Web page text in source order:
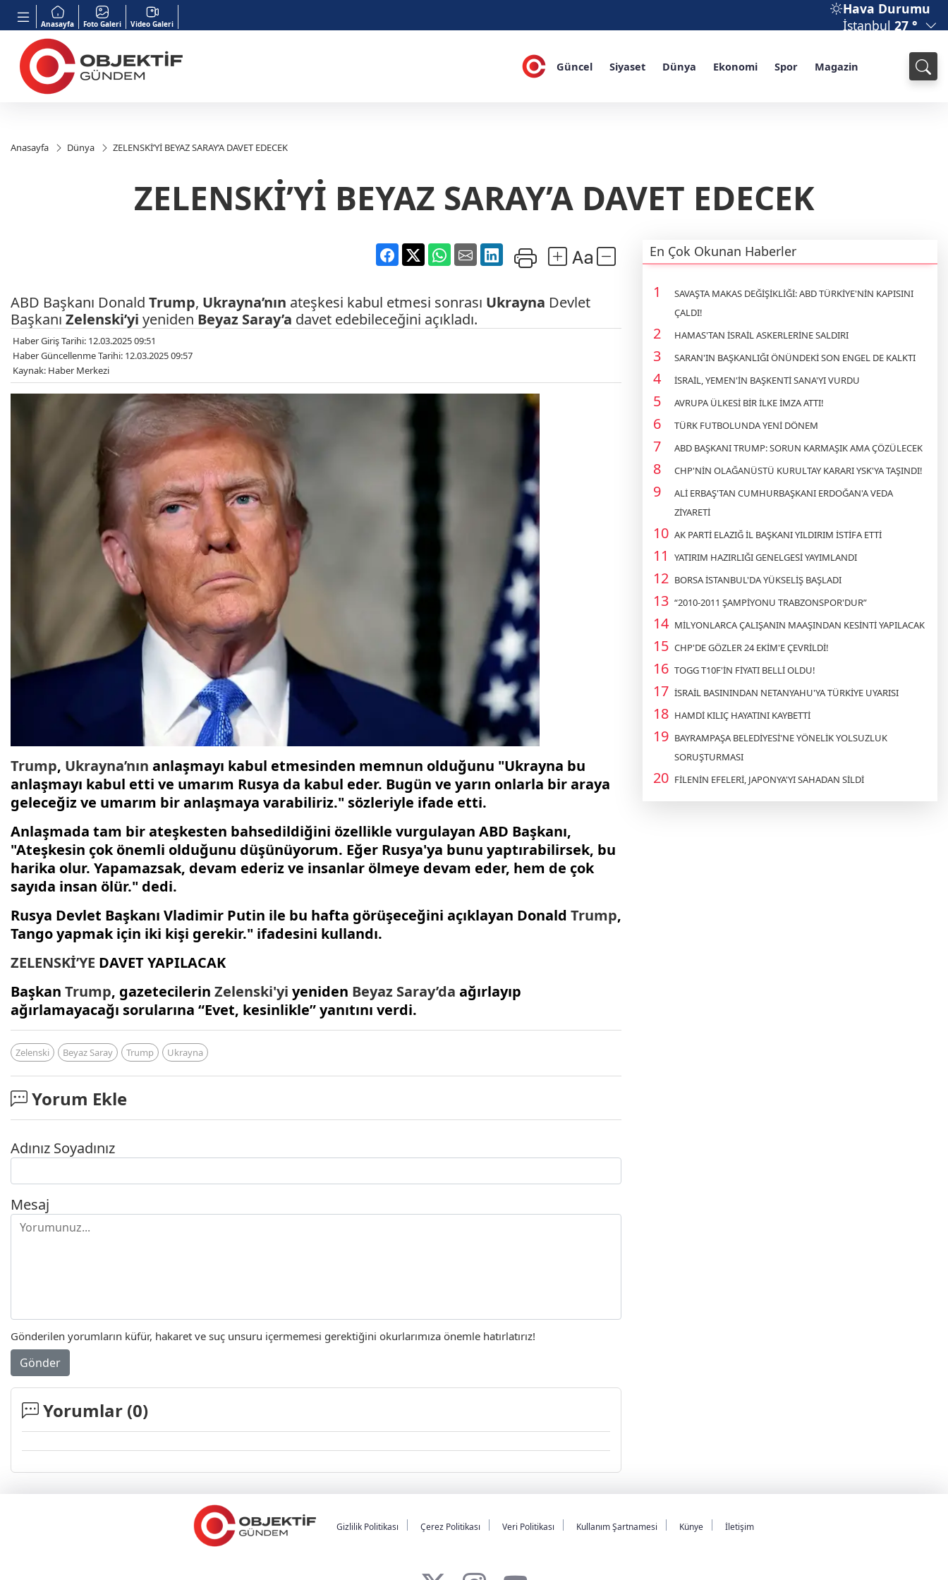
Anasayfa Foto Galeri Video Galeri
Hava Durumu
İstanbul 27 °
Güncel Siyaset Dünya Ekonomi Spor Magazin
Anasayfa Dünya ZELENSKİ’Yİ BEYAZ SARAY’A DAVET EDECEK
ZELENSKİ’Yİ BEYAZ SARAY’A DAVET EDECEK
ABD Başkanı Donald Trump, Ukrayna’nın ateşkesi kabul etmesi sonrası Ukrayna Devlet
Başkanı Zelenski’yi yeniden Beyaz Saray’a davet edebileceğini açıkladı.
Haber Giriş Tarihi: 12.03.2025 09:51
Haber Güncellenme Tarihi: 12.03.2025 09:57
Kaynak: Haber Merkezi
Trump, Ukrayna’nın anlaşmayı kabul etmesinden memnun olduğunu "Ukrayna bu
anlaşmayı kabul etti ve umarım Rusya da kabul eder. Bugün ve yarın onlarla bir araya
geleceğiz ve umarım bir anlaşmaya varabiliriz." sözleriyle ifade etti.
Anlaşmada tam bir ateşkesten bahsedildiğini özellikle vurgulayan ABD Başkanı,
"Ateşkesin çok önemli olduğunu düşünüyorum. Eğer Rusya'ya bunu yaptırabilirsek, bu
harika olur. Yapamazsak, devam ederiz ve insanlar ölmeye devam eder, hem de çok
sayıda insan ölür." dedi.
Rusya Devlet Başkanı Vladimir Putin ile bu hafta görüşeceğini açıklayan Donald Trump,
Tango yapmak için iki kişi gerekir." ifadesini kullandı.
ZELENSKİ’YE DAVET YAPILACAK
Başkan Trump, gazetecilerin Zelenski'yi yeniden Beyaz Saray’da ağırlayıp
ağırlamayacağı sorularına “Evet, kesinlikle” yanıtını verdi.
Zelenski Beyaz Saray Trump Ukrayna
Yorum Ekle
Adınız Soyadınız
Mesaj
Gönderilen yorumların küfür, hakaret ve suç unsuru içermemesi gerektiğini okurlarımıza önemle hatırlatırız!
Gönder
Yorumlar (0)
En Çok Okunan Haberler
SAVAŞTA MAKAS DEĞİŞİKLİĞİ: ABD TÜRKİYE'NİN KAPISINI
ÇALDI!
HAMAS'TAN İSRAİL ASKERLERİNE SALDIRI
SARAN'IN BAŞKANLIĞI ÖNÜNDEKİ SON ENGEL DE KALKTI
İSRAİL, YEMEN'İN BAŞKENTİ SANA'YI VURDU
AVRUPA ÜLKESİ BİR İLKE İMZA ATTI!
TÜRK FUTBOLUNDA YENİ DÖNEM
ABD BAŞKANI TRUMP: SORUN KARMAŞIK AMA ÇÖZÜLECEK
CHP'NİN OLAĞANÜSTÜ KURULTAY KARARI YSK'YA TAŞINDI!
ALİ ERBAŞ'TAN CUMHURBAŞKANI ERDOĞAN'A VEDA
ZİYARETİ
AK PARTİ ELAZIĞ İL BAŞKANI YILDIRIM İSTİFA ETTİ
YATIRIM HAZIRLIĞI GENELGESİ YAYIMLANDI
BORSA İSTANBUL'DA YÜKSELİŞ BAŞLADI
“2010-2011 ŞAMPİYONU TRABZONSPOR'DUR”
MİLYONLARCA ÇALIŞANIN MAAŞINDAN KESİNTİ YAPILACAK
CHP'DE GÖZLER 24 EKİM'E ÇEVRİLDİ!
TOGG T10F'İN FİYATI BELLİ OLDU!
İSRAİL BASININDAN NETANYAHU'YA TÜRKİYE UYARISI
HAMDİ KILIÇ HAYATINI KAYBETTİ
BAYRAMPAŞA BELEDİYESİ'NE YÖNELİK YOLSUZLUK
SORUŞTURMASI
FİLENİN EFELERİ, JAPONYA'YI SAHADAN SİLDİ
Gizlilik Politikası Çerez Politikası Veri Politikası Kullanım Şartnamesi Künye İletişim